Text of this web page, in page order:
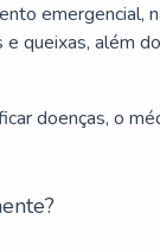
emergencial,
queixas, além
doenças, o